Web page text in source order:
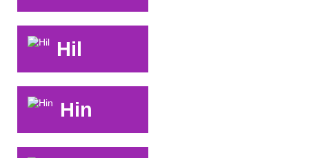
Hil
Hin